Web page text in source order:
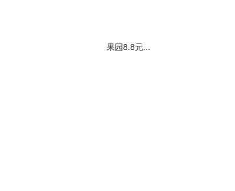
果园8.8元...